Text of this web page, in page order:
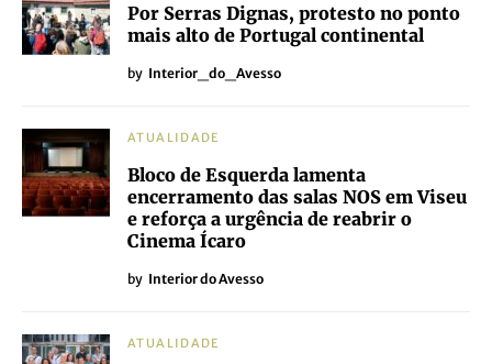
Por Serras Dignas, protesto no ponto
mais alto de Portugal continental
by Interior_do_Avesso
ATUALIDADE
Bloco de Esquerda lamenta
encerramento das salas NOS em Viseu
e reforça a urgência de reabrir o
Cinema Ícaro
by Interior do Avesso
ATUALIDADE